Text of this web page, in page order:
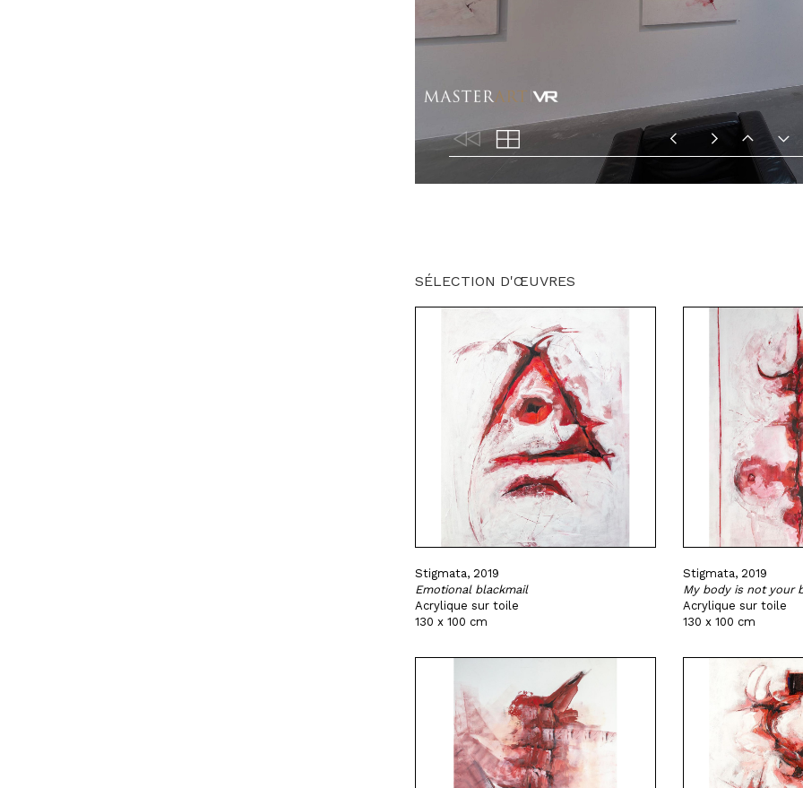
SÉLECTION D'ŒUVRES
Stigmata, 2019
Emotional blackmail
Acrylique sur toile
130 x 100 cm
Stigmata, 2019
My body is not your
Acrylique sur toile
130 x 100 cm